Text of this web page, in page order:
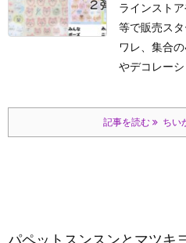
ラインスト
等で販売ス
ワレ、集合
やデコレー
記事を読む ちい
パペットスンスンとマツキ